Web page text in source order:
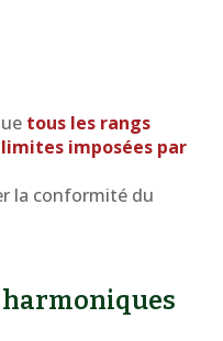
tous les rangs
imposées par
la conformité du
harmoniques